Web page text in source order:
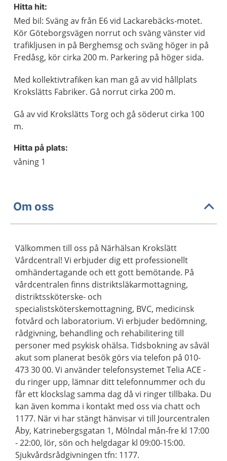
Hitta hit:
Med bil: Sväng av från E6 vid Lackarebäcks-motet.
Kör Göteborgsvägen norrut och sväng vänster vid
trafikljusen in på Berghemsg och sväng höger in på
Fredåsg, kör cirka 200 m. Parkering på höger sida.
Med kollektivtrafiken kan man gå av vid hållplats
Krokslätts Fabriker. Gå norrut cirka 200 m.
Gå av vid Krokslätts Torg och gå söderut cirka 100
m.
Hitta på plats:
våning 1
Om oss
Välkommen till oss på Närhälsan Krokslätt
Vårdcentral! Vi erbjuder dig ett professionellt
omhändertagande och ett gott bemötande. På
vårdcentralen finns distriktsläkarmottagning,
distriktssköterske- och
specialistsköterskemottagning, BVC, medicinsk
fotvård och laboratorium. Vi erbjuder bedömning,
rådgivning, behandling och rehabilitering till
personer med psykisk ohälsa. Tidsbokning av såväl
akut som planerat besök görs via telefon på 010-
473 30 00. Vi använder telefonsystemet Telia ACE -
du ringer upp, lämnar ditt telefonnummer och du
får ett klockslag samma dag då vi ringer tillbaka. Du
kan även komma i kontakt med oss via chatt och
1177. När vi har stängt hänvisar vi till Jourcentralen
Åby, Katrinebergsgatan 1, Mölndal mån-fre kl 17:00
- 22:00, lör, sön och helgdagar kl 09:00-15:00.
Sjukvårdsrådgivningen tfn: 1177.